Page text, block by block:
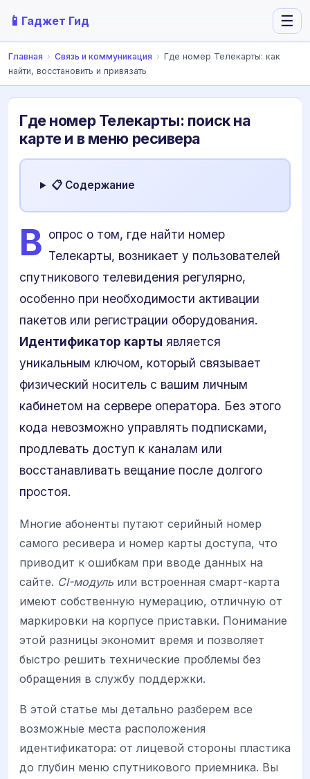
📱 Гаджет Гид ☰
Главная › Связь и коммуникация › Где номер Телекарты: как
найти, восстановить и привязать
Где номер Телекарты: поиск на
карте и в меню ресивера
📋 Содержание
В опрос о том, где найти номер
Телекарты, возникает у пользователей
спутникового телевидения регулярно,
особенно при необходимости активации
пакетов или регистрации оборудования.
Идентификатор карты является
уникальным ключом, который связывает
физический носитель с вашим личным
кабинетом на сервере оператора. Без этого
кода невозможно управлять подписками,
продлевать доступ к каналам или
восстанавливать вещание после долгого
простоя.
Многие абоненты путают серийный номер
самого ресивера и номер карты доступа, что
приводит к ошибкам при вводе данных на
сайте. CI-модуль или встроенная смарт-карта
имеют собственную нумерацию, отличную от
маркировки на корпусе приставки. Понимание
этой разницы экономит время и позволяет
быстро решить технические проблемы без
обращения в службу поддержки.
В этой статье мы детально разберем все
возможные места расположения
идентификатора: от лицевой стороны пластика
до глубин меню спутникового приемника. Вы